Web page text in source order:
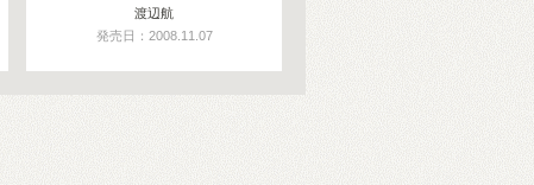
渡辺航
発売日：2008.11.07